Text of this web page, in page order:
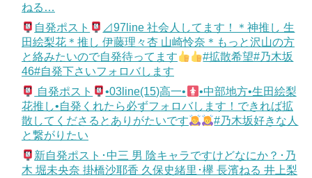
ねる…
自発ポスト
⊿97line 社会人してます！＊神推し 生
田絵梨花＊推し 伊藤理々杏 山崎怜奈＊もっと沢山の方
と絡みたいので自発待ってます
#拡散希望#乃木坂
46#自発下さいフォロバします
自発ポスト
•03line(15)高一•
•中部地方•生田絵梨
花推し•自発くれたら必ずフォロバします！できれば拡
散してくださるとありがたいです
#乃木坂好きな人
と繋がりたい
新自発ポスト･中三 男 陰キャラですけどなにか？･乃
木 堀未央奈 掛橋沙耶香 久保史緒里･欅 長濱ねる 井上梨